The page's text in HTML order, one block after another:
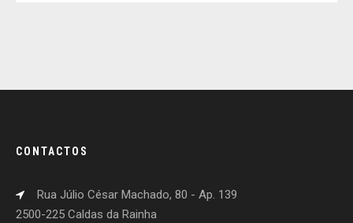
CONTACTOS
Rua Júlio César Machado, 80 - Ap. 139
2500-225 Caldas da Rainha